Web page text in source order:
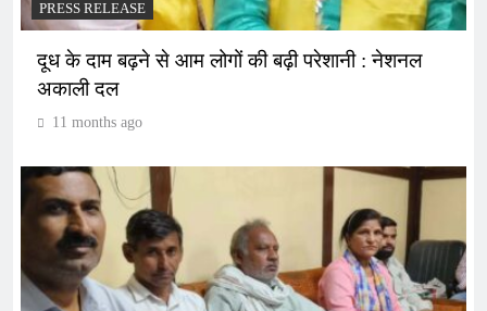
PRESS RELEASE
दूध के दाम बढ़ने से आम लोगों की बढ़ी परेशानी : नेशनल
अकाली दल
11 months ago